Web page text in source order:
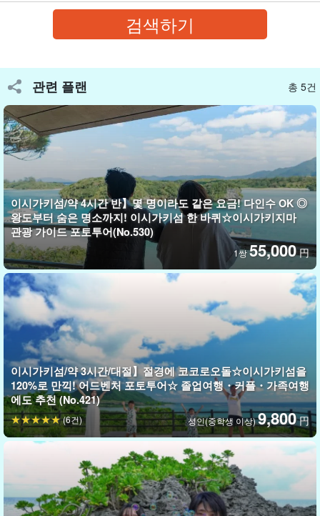
아이들과 함께 또는 친구들끼리도 참가할 수 있습니다!
⬇︎ 4시간 반 코스 ⬇︎
이시가키섬/약 4시간 반】몇 명이라도 같은 요금! 다인
수 OK ◎ 왕도부터 숨은 명소까지! 이시가키섬 한 바퀴
☆이시가키지마 관광 가이드 포토투어(No.530)
開始時間상담 필요
필요한 시간약 4시간 30분
관련 플랜 총 5건
이시가키섬/약 4시간 반】몇 명이라도 같은 요금! 다인수 OK ◎
왕도부터 숨은 명소까지! 이시가키섬 한 바퀴☆이시가키지마
관광 가이드 포토투어(No.530)
1쌍55,000 円
이시가키섬/약 3시간/대절】절경에 코코로오돌☆이시가키섬을
120%로 만끽! 어드벤처 포토투어☆ 졸업여행・커플・가족여행
에도 추천 (No.421)
성인(중학생 이상)9,800 円
(6건)